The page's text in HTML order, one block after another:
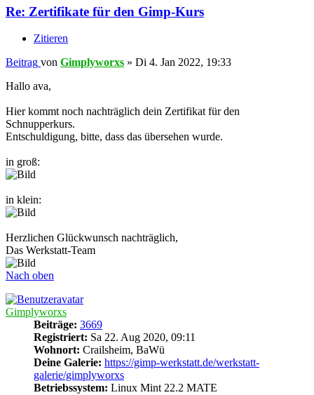
Re: Zertifikate für den Gimp-Kurs
Zitieren
Beitrag von Gimplyworxs » Di 4. Jan 2022, 19:33
Hallo ava,
Hier kommt noch nachträglich dein Zertifikat für den
Schnupperkurs.
Entschuldigung, bitte, dass das übersehen wurde.
in groß:
in klein:
Herzlichen Glückwunsch nachträglich,
Das Werkstatt-Team
Nach oben
Gimplyworxs
Beiträge: 3669
Registriert: Sa 22. Aug 2020, 09:11
Wohnort: Crailsheim, BaWü
Deine Galerie: https://gimp-werkstatt.de/werkstatt-
galerie/gimplyworxs
Betriebssystem: Linux Mint 22.2 MATE